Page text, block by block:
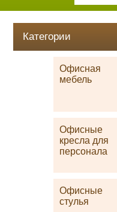
Категории
Офисная
мебель
Офисные
кресла для
персонала
Офисные
стулья